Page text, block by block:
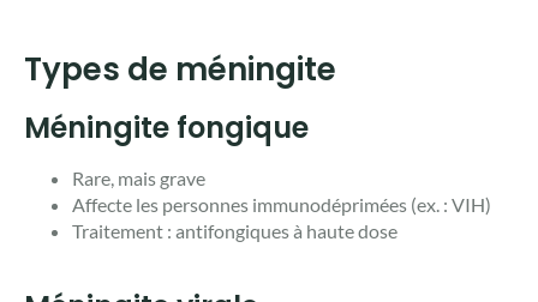
Types de méningite
Méningite fongique
Rare, mais grave
Affecte les personnes immunodéprimées (ex. : VIH)
Traitement : antifongiques à haute dose